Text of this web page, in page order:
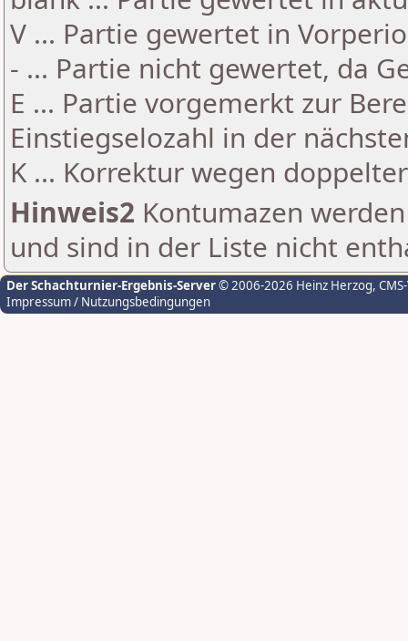
V ... Partie gewertet in
- ... Partie nicht gewertet, da
E ... Partie vorgemerkt zur
Einstiegselozahl in der
K ... Korrektur wegen
Hinweis2 Kontumazen
und sind in der Liste nicht
Der Schachturnier-Ergebnis-Server© 2006-2026 Heinz Herzog,
Impressum / Nutzungsbedingungen